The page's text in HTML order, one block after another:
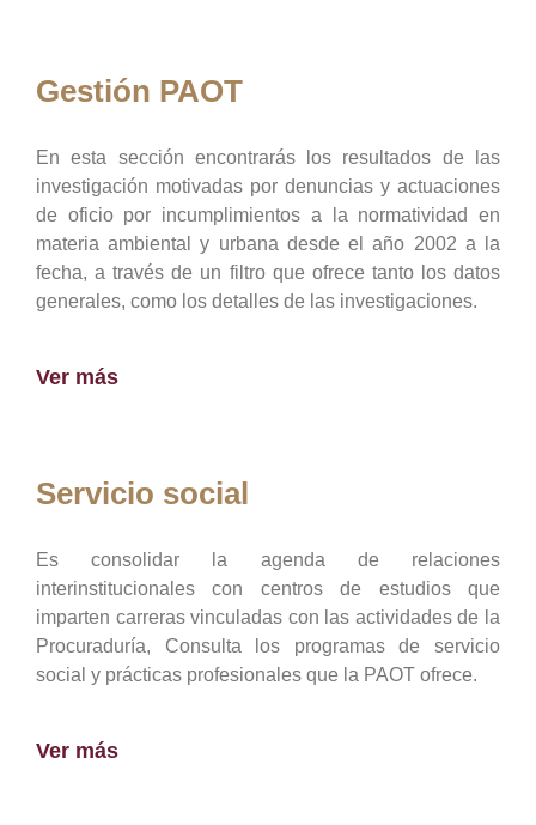
Gestión PAOT
En esta sección encontrarás los resultados de las
investigación motivadas por denuncias y actuaciones
de oficio por incumplimientos a la normatividad en
materia ambiental y urbana desde el año 2002 a la
fecha, a través de un filtro que ofrece tanto los datos
generales, como los detalles de las investigaciones.
Ver más
Servicio social
Es consolidar la agenda de relaciones
interinstitucionales con centros de estudios que
imparten carreras vinculadas con las actividades de la
Procuraduría, Consulta los programas de servicio
social y prácticas profesionales que la PAOT ofrece.
Ver más